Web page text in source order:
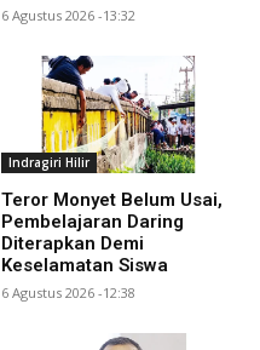
6 Agustus 2026 -13:32
Indragiri Hilir
Teror Monyet Belum Usai,
Pembelajaran Daring
Diterapkan Demi
Keselamatan Siswa
6 Agustus 2026 -12:38